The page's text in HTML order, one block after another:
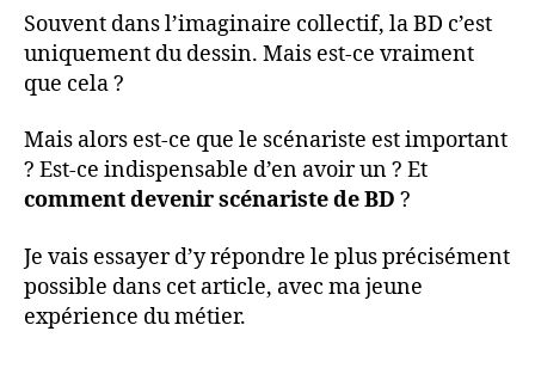
Souvent dans l’imaginaire collectif, la BD c’est
uniquement du dessin. Mais est-ce vraiment
que cela ?
Mais alors est-ce que le scénariste est important
? Est-ce indispensable d’en avoir un ? Et
comment devenir scénariste de BD ?
Je vais essayer d’y répondre le plus précisément
possible dans cet article, avec ma jeune
expérience du métier.